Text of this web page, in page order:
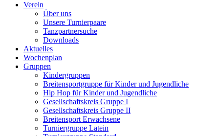
Verein
Über uns
Unsere Turnierpaare
Tanzpartnersuche
Downloads
Aktuelles
Wochenplan
Gruppen
Kindergruppen
Breitensportgruppe für Kinder und Jugendliche
Hip Hop für Kinder und Jugendliche​
Gesellschaftskreis Gruppe I
Gesellschaftskreis Gruppe II
Breitensport Erwachsene
Turniergruppe Latein